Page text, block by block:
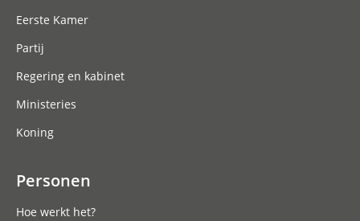
Eerste Kamer
Partij
Regering en kabinet
Ministeries
Koning
Personen
Hoe werkt het?